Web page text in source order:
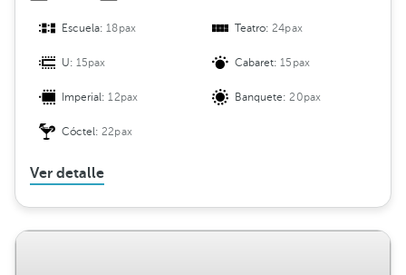
Escuela:18pax Teatro:24pax
U:15pax Cabaret:15pax
Imperial:12pax Banquete:20pax
Cóctel:22pax
Ver detalle